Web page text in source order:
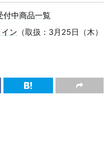
付中商品一覧
ン （取扱：3月25日（木）